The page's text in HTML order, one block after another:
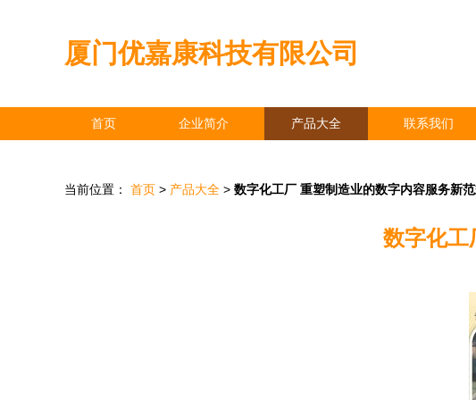
厦门优嘉康科技有限公司
首页 企业简介 产品大全 联系我们
当前位置： 首页 > 产品大全 > 数字化工厂 重塑制造业的数字内容服务新
数字化工